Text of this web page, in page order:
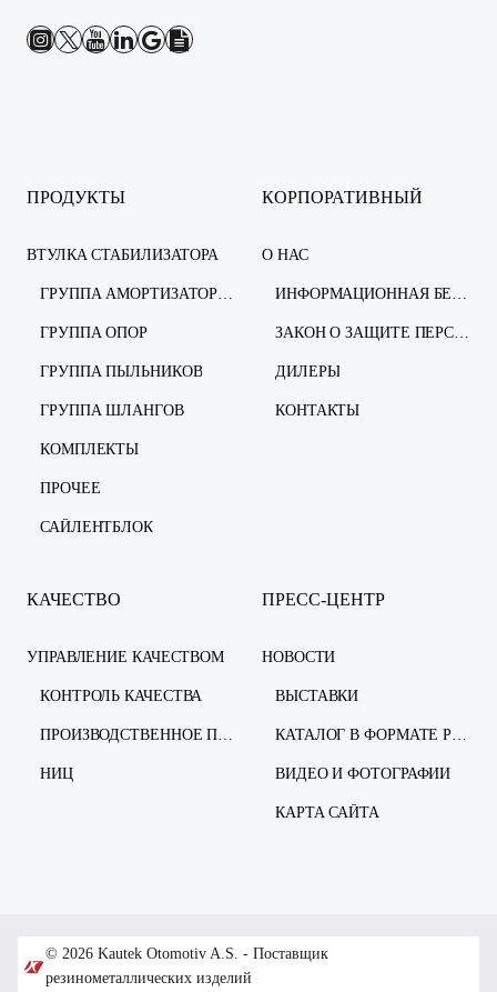
ПРОДУКТЫ
ВТУЛКА СТАБИЛИЗАТОРА
ГРУППА АМОРТИЗАТОРОВ
ГРУППА ОПОР
ГРУППА ПЫЛЬНИКОВ
ГРУППА ШЛАНГОВ
КОМПЛЕКТЫ
ПРОЧЕЕ
САЙЛЕНТБЛОК
КОРПОРАТИВНЫЙ
О НАС
ИНФОРМАЦИОННАЯ БЕЗОПАСНОСТЬ
ЗАКОН О ЗАЩИТЕ ПЕРСОНАЛЬНЫХ ДАННЫХ
ДИЛЕРЫ
КОНТАКТЫ
КАЧЕСТВО
УПРАВЛЕНИЕ КАЧЕСТВОМ
КОНТРОЛЬ КАЧЕСТВА
ПРОИЗВОДСТВЕННОЕ ПРЕДПРИЯТИЕ
НИЦ
ПРЕСС-ЦЕНТР
НОВОСТИ
ВЫСТАВКИ
КАТАЛОГ В ФОРМАТЕ PDF
ВИДЕО И ФОТОГРАФИИ
КАРТА САЙТА
© 2026 Kautek Otomotiv A.S. - Поставщик
резинометаллических изделий